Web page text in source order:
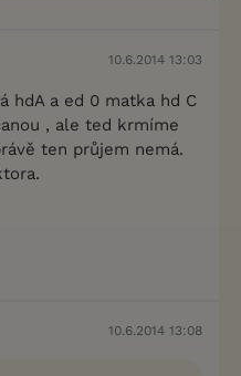
10.6.2014 13:03
hdA a ed 0 matka hd C
, ale ted krmíme
ten průjem nemá.
10.6.2014 13:08